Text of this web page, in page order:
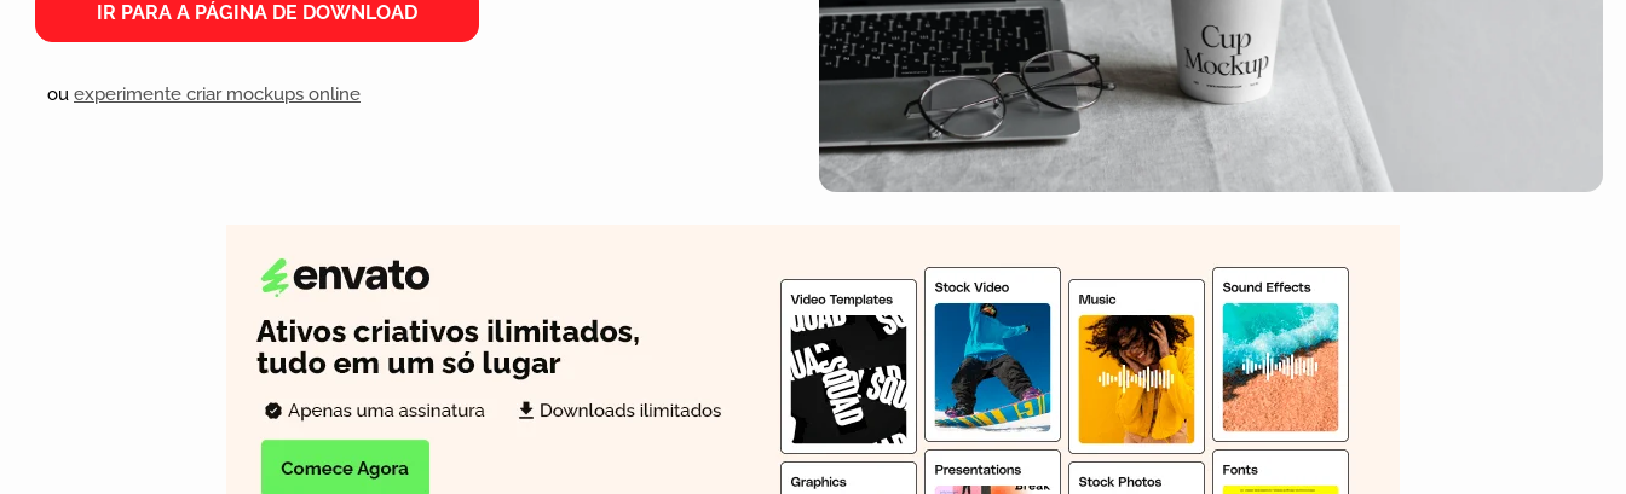
IR PARA A PÁGINA DE DOWNLOAD
ou experimente criar mockups online